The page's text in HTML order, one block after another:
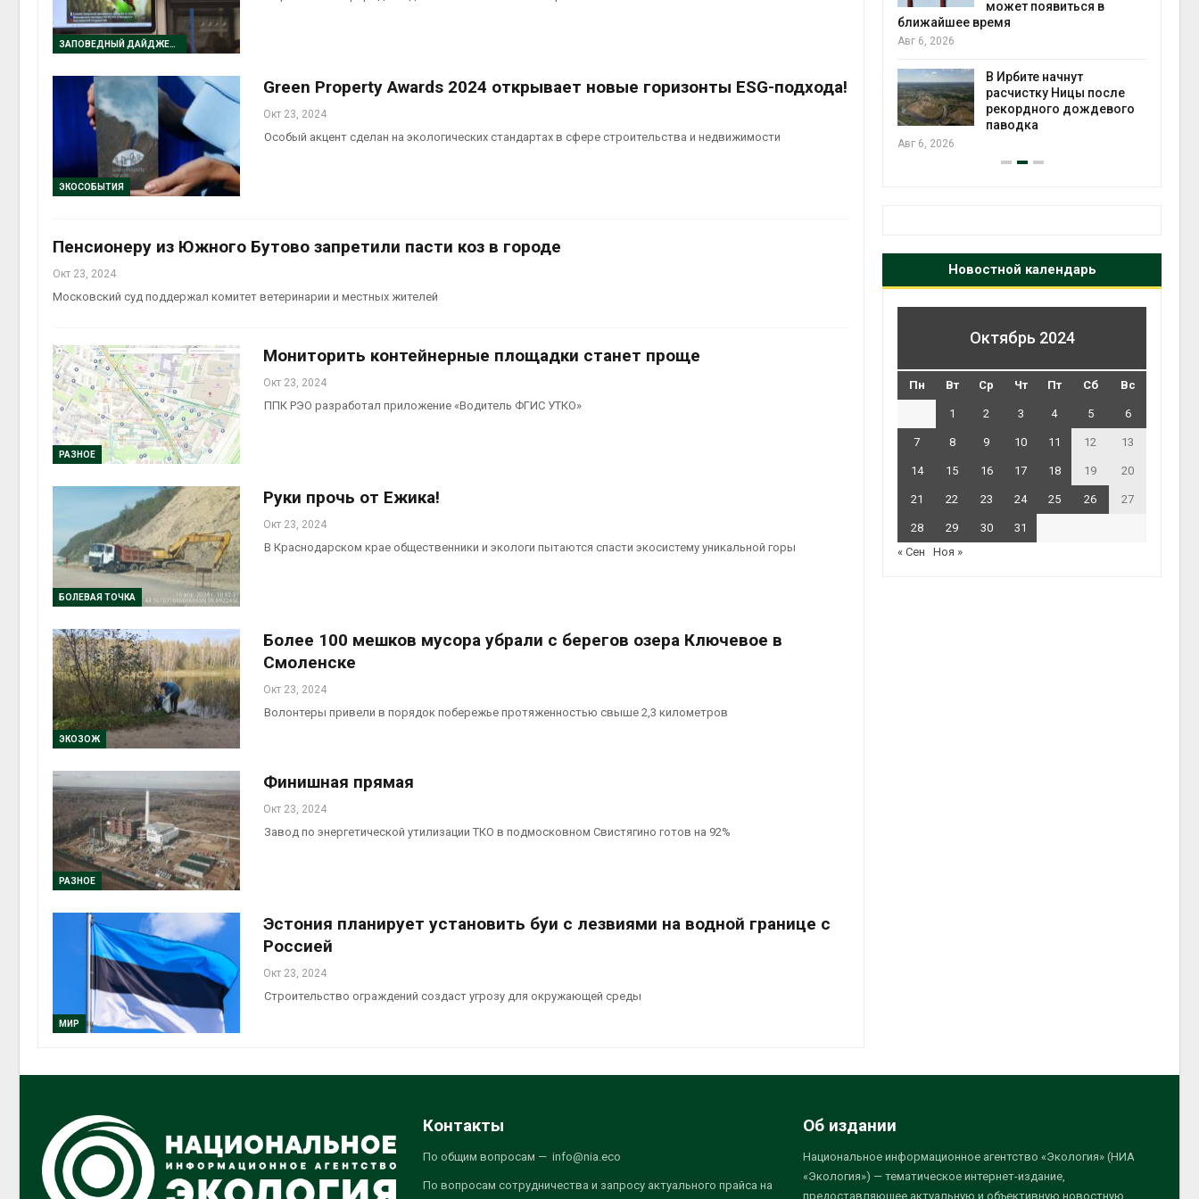
ЗАПОВЕДНЫЙ ДАЙДЖЕСТ
ЭКОСОБЫТИЯ
Green Property Awards 2024 открывает новые горизонты ESG-подхода!
Окт 23, 2024
Особый акцент сделан на экологических стандартах в сфере строительства и недвижимости
Пенсионеру из Южного Бутово запретили пасти коз в городе
Окт 23, 2024
Московский суд поддержал комитет ветеринарии и местных жителей
РАЗНОЕ
Мониторить контейнерные площадки станет проще
Окт 23, 2024
ППК РЭО разработал приложение «Водитель ФГИС УТКО»
БОЛЕВАЯ ТОЧКА
Руки прочь от Ежика!
Окт 23, 2024
В Краснодарском крае общественники и экологи пытаются спасти экосистему уникальной горы
ЭКОЗОЖ
Более 100 мешков мусора убрали с берегов озера Ключевое в
Смоленске
Окт 23, 2024
Волонтеры привели в порядок побережье протяженностью свыше 2,3 километров
РАЗНОЕ
Финишная прямая
Окт 23, 2024
Завод по энергетической утилизации ТКО в подмосковном Свистягино готов на 92%
МИР
Эстония планирует установить буи с лезвиями на водной границе с
Россией
Окт 23, 2024
Строительство ограждений создаст угрозу для окружающей среды
израильской тюрьмы
биомассы из-за засух,
может появиться в
ближайшее время
Авг 6, 2026
В Ирбите начнут
расчистку Ницы после
рекордного дождевого
паводка
Авг 6, 2026
Новостной календарь
Октябрь 2024
Пн Вт Ср Чт Пт Сб Вс
1 2 3 4 5 6
7 8 9 10 11 12 13
14 15 16 17 18 19 20
21 22 23 24 25 26 27
28 29 30
31
« Сен
Ноя »
Контакты
По общим вопросам — info@nia.eco
По вопросам сотрудничества и запросу актуального прайса на
Об издании
Национальное информационное агентство «Экология» (НИА
«Экология») — тематическое интернет-издание,
предоставляющее актуальную и объективную новостную